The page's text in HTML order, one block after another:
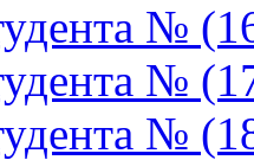
№
№
№